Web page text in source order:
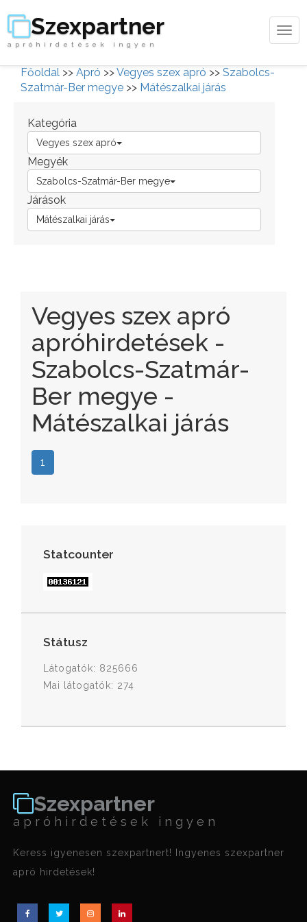
Szexpartner
apróhirdetések ingyen
Főoldal >> Apró >>Vegyes szex apró >> Szabolcs-
Szatmár-Ber megye >> Mátészalkai járás
Kategória
Vegyes szex apró
Megyék
Szabolcs-Szatmár-Ber megye
Járások
Mátészalkai járás
Vegyes szex apró
apróhirdetések -
Szabolcs-Szatmár-
Ber megye -
Mátészalkai járás
1
Statcounter
Státusz
Látogatók: 825666
Mai látogatók: 274
Szexpartner
apróhirdetések ingyen
Keress igyenesen szexpartnert! Ingyenes szexpartner
apró hirdetések!